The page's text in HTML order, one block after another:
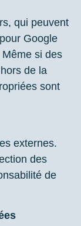
qui peuvent
Google
Même si des
de la
sont
externes.
des
de